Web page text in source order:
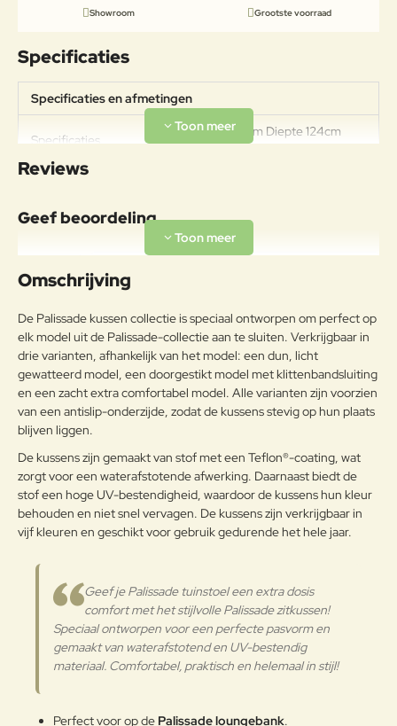
Showroom
Grootste voorraad
Specificaties
Specificaties en afmetingen
Specificaties
Breedte 115,5cm Diepte 124cm
Buitenstof
synthetische stof die bekend staat
om zijn duurzaamheid,
productieproces volledig
doordrongen met kleur, waardoor
de stof beter bestand is tegen
vervaging door zonlicht of intensief
gebruik.Dankzij de
waterafstotende afwerking stoot
buitenshuis. Dit maakt het
materiaal niet alleen gemakkelijk
schoon te maken, maar ook
perfect geschikt voor tuinmeubels
en andere buitenaccessoires die
weersomstandigheden.
Om uw Olefin stof in optimale
conditie te houden, verwijdert u
Reviews
Geef beoordeling
Uw naam:
g:
Note:HTML-code wordt niet vertaald!
Waardering:
Waarderin
g:
Verder
Omschrijving
De Palissade kussen collectie is speciaal ontworpen om perfect op
elk model uit de Palissade-collectie aan te sluiten. Verkrijgbaar in
drie varianten, afhankelijk van het model: een dun, licht
gewatteerd model, een doorgestikt model met klittenbandsluiting
en een zacht extra comfortabel model. Alle varianten zijn voorzien
van een antislip-onderzijde, zodat de kussens stevig op hun plaats
blijven liggen.
De kussens zijn gemaakt van stof met een Teflon®-coating, wat
zorgt voor een waterafstotende afwerking. Daarnaast biedt de
stof een hoge UV-bestendigheid, waardoor de kussens hun kleur
behouden en niet snel vervagen. De kussens zijn verkrijgbaar in
vijf kleuren en geschikt voor gebruik gedurende het hele jaar.
Geef je Palissade tuinstoel een extra dosis
comfort met het stijlvolle Palissade zitkussen!
Speciaal ontworpen voor een perfecte pasvorm en
gemaakt van waterafstotend en UV-bestendig
materiaal. Comfortabel, praktisch en helemaal in stijl!
Perfect voor op de Palissade loungebank.